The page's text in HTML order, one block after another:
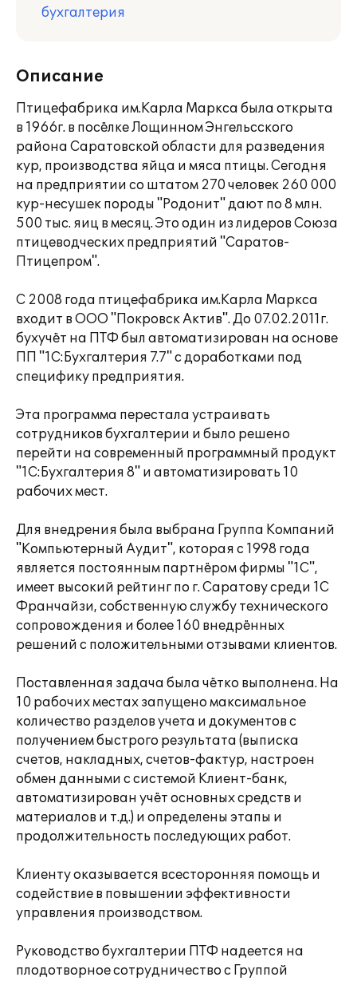
бухгалтерия
Описание
Птицефабрика им.Карла Маркса была открыта
в 1966г. в посёлке Лощинном Энгельсского
района Саратовской области для разведения
кур, производства яйца и мяса птицы. Сегодня
на предприятии со штатом 270 человек 260 000
кур-несушек породы "Родонит" дают по 8 млн.
500 тыс. яиц в месяц. Это один из лидеров Союза
птицеводческих предприятий "Саратов-
Птицепром".
С 2008 года птицефабрика им.Карла Маркса
входит в ООО "Покровск Актив". До 07.02.2011г.
бухучёт на ПТФ был автоматизирован на основе
ПП "1С:Бухгалтерия 7.7" с доработками под
специфику предприятия.
Эта программа перестала устраивать
сотрудников бухгалтерии и было решено
перейти на современный программный продукт
"1С:Бухгалтерия 8" и автоматизировать 10
рабочих мест.
Для внедрения была выбрана Группа Компаний
"Компьютерный Аудит", которая с 1998 года
является постоянным партнёром фирмы "1С",
имеет высокий рейтинг по г. Саратову среди 1С
Франчайзи, собственную службу технического
сопровождения и более 160 внедрённых
решений с положительными отзывами клиентов.
Поставленная задача была чётко выполнена. На
10 рабочих местах запущено максимальное
количество разделов учета и документов с
получением быстрого результата (выписка
счетов, накладных, счетов-фактур, настроен
обмен данными с системой Клиент-банк,
автоматизирован учёт основных средств и
материалов и т.д.) и определены этапы и
продолжительность последующих работ.
Клиенту оказывается всесторонняя помощь и
содействие в повышении эффективности
управления производством.
Руководство бухгалтерии ПТФ надеется на
плодотворное сотрудничество с Группой